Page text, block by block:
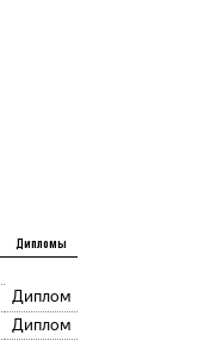
Дипломы
Диплом
Диплом